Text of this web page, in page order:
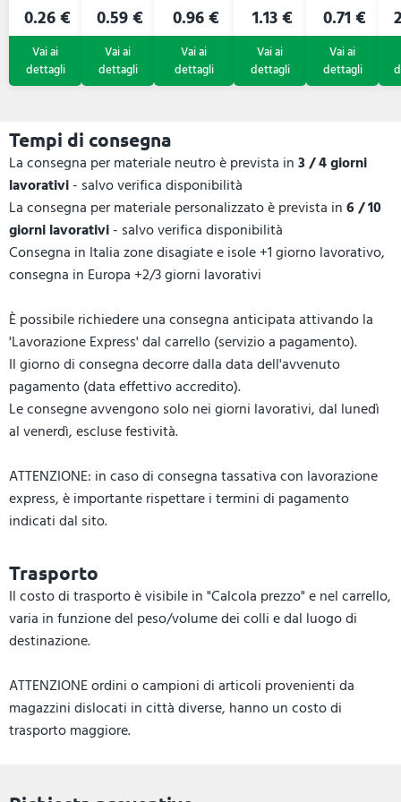
0.26 € 0.59 € 0.96 € 1.13 € 0.71 €
Tempi di consegna
La consegna per materiale neutro è prevista in3 / 4 giorni
lavorativi- salvo verifica disponibilità
La consegna per materiale personalizzato è prevista in6 / 10
giorni lavorativi- salvo verifica disponibilità
Consegna in Italia zone disagiate e isole +1 giorno lavorativo,
consegna in Europa +2/3 giorni lavorativi
È possibile richiedere una consegna anticipata attivando la
'Lavorazione Express' dal carrello (servizio a pagamento).
Il giorno di consegna decorre dalla data dell'avvenuto
pagamento (data effettivo accredito).
Le consegne avvengono solo nei giorni lavorativi, dal lunedì
al venerdì, escluse festività.
ATTENZIONE: in caso di consegna tassativa con lavorazione
express, è importante rispettare i termini di pagamento
indicati dal sito.
Trasporto
Il costo di trasporto è visibile in "Calcola prezzo" e nel carrello,
varia in funzione del peso/volume dei colli e dal luogo di
destinazione.
ATTENZIONE ordini o campioni di articoli provenienti da
magazzini dislocati in città diverse, hanno un costo di
trasporto maggiore.